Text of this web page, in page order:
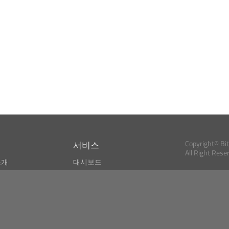
서비스
대시보드
Copyright©
All Right